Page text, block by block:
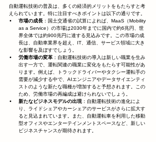
自動運転技術の普及は、多くの経済的メリットをもたらすと考
えられています。特に注目すべきポイントは以下の通りです。
市場の成長 ：国土交通省の試算によれば、MaaS（Mobility
as a Service）の市場は2030年までに国内で約6兆円、世
界全体では約900兆円に達する見込みです。この市場の成
長は、自動車業界を超え、IT、通信、サービス領域に大き
な影響を及ぼすでしょう。
労働市場の変革 ：自動運転技術の導入は新しい職業を生み
出す一方で、運転関連の職業に変化をもたらす可能性があ
ります。例えば、トラックドライバーやタクシー運転手の
需要が減少する中で、AIエンジニアやデータサイエンティ
ストのような新たな職種が増加すると予想されます。この
ため、労働市場の再編成は避けられないでしょう。
新たなビジネスモデルの出現 ：自動運転技術の進化によ
り、ライドシェアやカーシェアのサービスがさらに拡大す
ると見込まれています。また、自動運転車を利用した移動
型オフィスやエンターテインメントスペースなど、新しい
ビジネスチャンスが期待されます。